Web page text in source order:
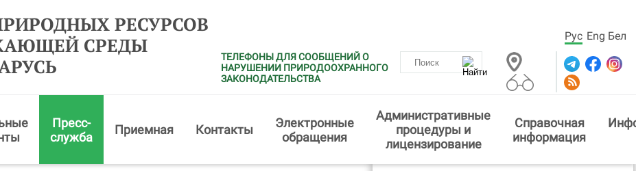
РЕСУРСОВ
СРЕДЫ
Рус Eng Бел
ТЕЛЕФОНЫ ДЛЯ СООБЩЕНИЙ О
НАРУШЕНИИ ПРИРОДООХРАННОГО
ЗАКОНОДАТЕЛЬСТВА
Пресс-
служба
Приемная Контакты
Электронные
обращения
Административные
процедуры и
лицензирование
Справочная
информация